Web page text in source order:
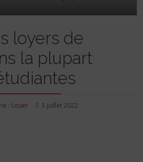
loyers de
la plupart
: Louer 5 juillet 2022